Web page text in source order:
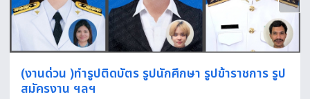
(งานด่วน )ทำรูปติดบัตร รูปนักศึกษา รูปข้าราชการ รูป
สมัครงาน ฯลฯ